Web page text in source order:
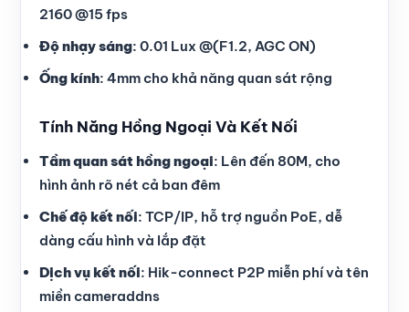
2160 @15 fps
Độ nhạy sáng: 0.01 Lux @(F1.2, AGC ON)
Ống kính: 4mm cho khả năng quan sát rộng
Tính Năng Hồng Ngoại Và Kết Nối
Tầm quan sát hồng ngoại: Lên đến 80M, cho
hình ảnh rõ nét cả ban đêm
Chế độ kết nối: TCP/IP, hỗ trợ nguồn PoE, dễ
dàng cấu hình và lắp đặt
Dịch vụ kết nối: Hik-connect P2P miễn phí và tên
miền cameraddns